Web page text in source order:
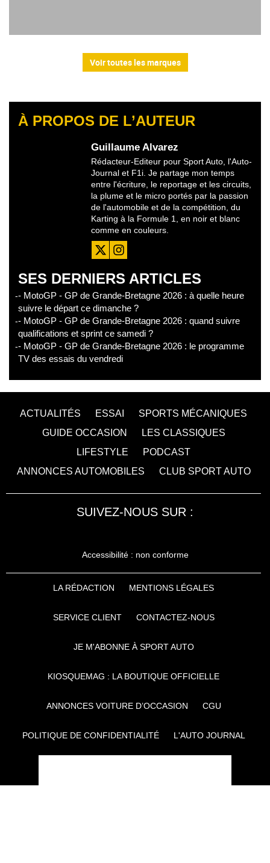
Voir toutes les marques
À PROPOS DE L’AUTEUR
Guillaume Alvarez
Rédacteur-Editeur pour Sport Auto, l'Auto-
Journal et F1i. Je partage mon temps
entre l'écriture, le reportage et les circuits,
la plume et le micro portés par la passion
de l'automobile et de la compétition, du
Karting à la Formule 1, en noir et blanc
comme en couleurs.
SES DERNIERS ARTICLES
- MotoGP - GP de Grande-Bretagne 2026 : à quelle heure
suivre le départ ce dimanche ?
- MotoGP - GP de Grande-Bretagne 2026 : quand suivre
qualifications et sprint ce samedi ?
- MotoGP - GP de Grande-Bretagne 2026 : le programme
TV des essais du vendredi
ACTUALITÉS ESSAI
SPORTS MÉCANIQUES
GUIDE OCCASION
LES CLASSIQUES
LIFESTYLE
PODCAST
ANNONCES AUTOMOBILES
CLUB SPORT AUTO
SUIVEZ-NOUS SUR :
Accessibilité : non conforme
LA RÉDACTION MENTIONS LÉGALES
SERVICE CLIENT CONTACTEZ-NOUS
JE M'ABONNE À SPORT AUTO
KIOSQUEMAG : LA BOUTIQUE OFFICIELLE
ANNONCES VOITURE D’OCCASION CGU
POLITIQUE DE CONFIDENTIALITÉ L'AUTO JOURNAL